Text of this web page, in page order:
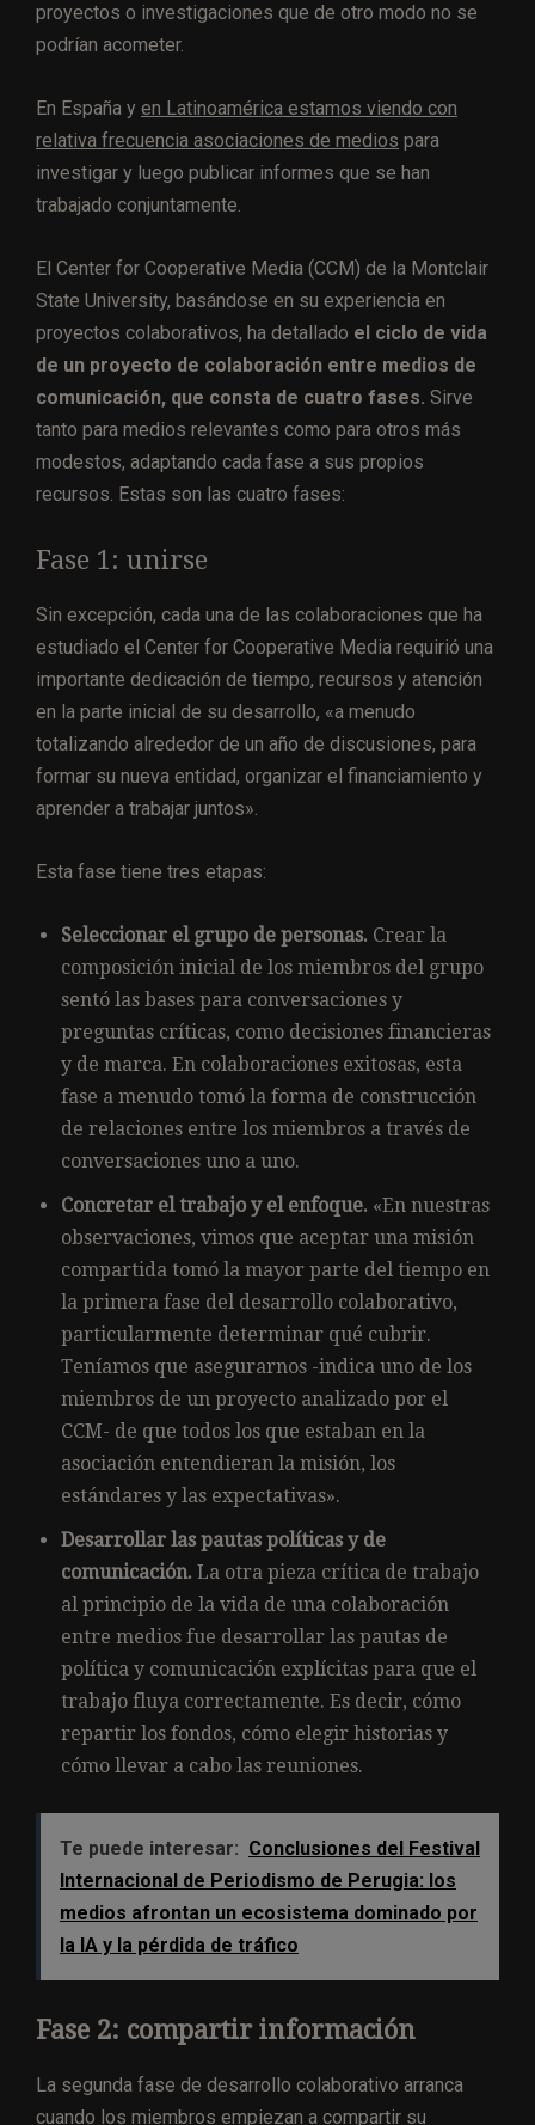
proyectos o investigaciones que de otro modo no se
podrían acometer.
En España y en Latinoamérica estamos viendo con
relativa frecuencia asociaciones de medios para
investigar y luego publicar informes que se han
trabajado conjuntamente.
El Center for Cooperative Media (CCM) de la Montclair
State University, basándose en su experiencia en
proyectos colaborativos, ha detallado el ciclo de vida
de un proyecto de colaboración entre medios de
comunicación, que consta de cuatro fases. Sirve
tanto para medios relevantes como para otros más
modestos, adaptando cada fase a sus propios
recursos. Estas son las cuatro fases:
Fase 1: unirse
Sin excepción, cada una de las colaboraciones que ha
estudiado el Center for Cooperative Media requirió una
importante dedicación de tiempo, recursos y atención
en la parte inicial de su desarrollo, «a menudo
totalizando alrededor de un año de discusiones, para
formar su nueva entidad, organizar el financiamiento y
aprender a trabajar juntos».
Esta fase tiene tres etapas:
Seleccionar el grupo de personas. Crear la
composición inicial de los miembros del grupo
sentó las bases para conversaciones y
preguntas críticas, como decisiones financieras
y de marca. En colaboraciones exitosas, esta
fase a menudo tomó la forma de construcción
de relaciones entre los miembros a través de
conversaciones uno a uno.
Concretar el trabajo y el enfoque. «En nuestras
observaciones, vimos que aceptar una misión
compartida tomó la mayor parte del tiempo en
la primera fase del desarrollo colaborativo,
particularmente determinar qué cubrir.
Teníamos que asegurarnos -indica uno de los
miembros de un proyecto analizado por el
CCM- de que todos los que estaban en la
asociación entendieran la misión, los
estándares y las expectativas».
Desarrollar las pautas políticas y de
comunicación. La otra pieza crítica de trabajo
al principio de la vida de una colaboración
entre medios fue desarrollar las pautas de
política y comunicación explícitas para que el
trabajo fluya correctamente. Es decir, cómo
repartir los fondos, cómo elegir historias y
cómo llevar a cabo las reuniones.
Te puede interesar: Conclusiones del Festival
Internacional de Periodismo de Perugia: los
medios afrontan un ecosistema dominado por
la IA y la pérdida de tráfico
Fase 2: compartir información
La segunda fase de desarrollo colaborativo arranca
cuando los miembros empiezan a compartir su